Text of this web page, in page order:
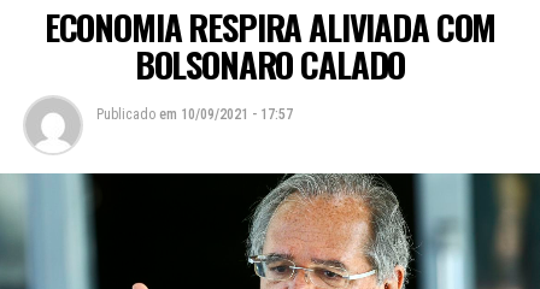
ECONOMIA RESPIRA ALIVIADA COM
BOLSONARO CALADO
Publicado em 10/09/2021 - 17:57